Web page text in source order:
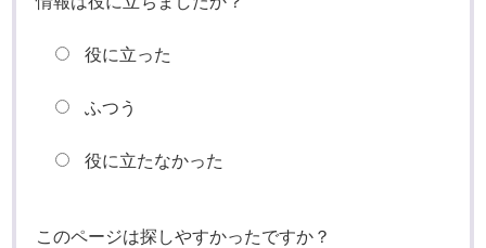
役に立った
ふつう
役に立たなかった
このページは探しやすかったですか？